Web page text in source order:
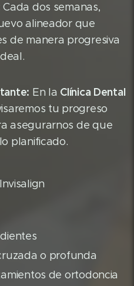
Cada dos semanas,
alineador que
de manera progresiva
En la Clínica Dental
tu progreso
asegurarnos de que
planificado.
o profunda
de ortodoncia